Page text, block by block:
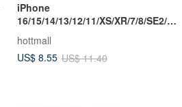
iPhone
16/15/14/13/12/11/XS/XR/7/8/SE2/S
E3 レッドチューリップ透明携帯ケー
ス
hottmall
US$ 8.55 US$ 11.40